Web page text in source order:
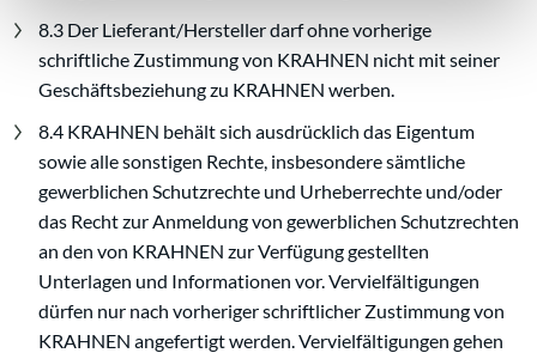
8.3 Der Lieferant/Hersteller darf ohne vorherige
schriftliche Zustimmung von KRAHNEN nicht mit seiner
Geschäftsbeziehung zu KRAHNEN werben.
8.4 KRAHNEN behält sich ausdrücklich das Eigentum
sowie alle sonstigen Rechte, insbesondere sämtliche
gewerblichen Schutzrechte und Urheberrechte und/oder
das Recht zur Anmeldung von gewerblichen Schutzrechten
an den von KRAHNEN zur Verfügung gestellten
Unterlagen und Informationen vor. Vervielfältigungen
dürfen nur nach vorheriger schriftlicher Zustimmung von
KRAHNEN angefertigt werden. Vervielfältigungen gehen